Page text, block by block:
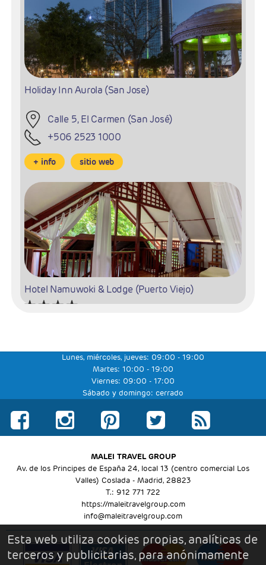
Holiday Inn Aurola (San Jose)
Calle 5, El Carmen (San José)
+506 2523 1000
+ info sitio web
Hotel Namuwoki & Lodge (Puerto Viejo)
sitio web
Aninga Lodge (Tortuguero)
Frente a la Laguna (Limón - Tortuguero)
+506 2256 8080
Lunes, miércoles, jueves: 09:00 - 19:00
Martes: 10:00 - 19:00
Viernes: 09:00 - 17:00
Sábado y domingo: cerrado
MALEI TRAVEL GROUP
Av. de los Principes de España 24, local 13 (centro comercial Los
Valles) Coslada - Madrid, 28823
T.: 912 771 722
https://maleitravelgroup.com
info@maleitravelgroup.com
Esta web utiliza cookies propias, analíticas de
terceros y publicitarias, para anónimamente